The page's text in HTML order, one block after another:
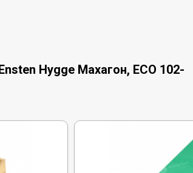
Hygge Махагон, ЕCО 102-